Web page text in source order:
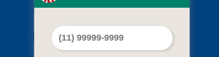
Mapa do site